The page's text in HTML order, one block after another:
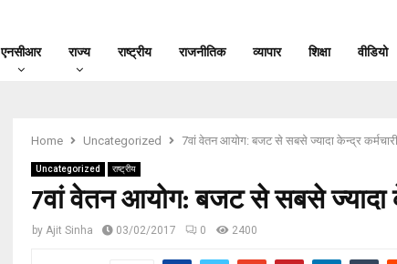
एनसीआर राज्य राष्ट्रीय राजनीतिक व्यापार शिक्षा वीडियो
Home Uncategorized 7वां वेतन आयोग: बजट से सबसे ज्यादा केन्द्र
Uncategorized राष्ट्रीय
7वां वेतन आयोग: बजट से सबसे ज्यादा
by Ajit Sinha 03/02/2017 0 2400